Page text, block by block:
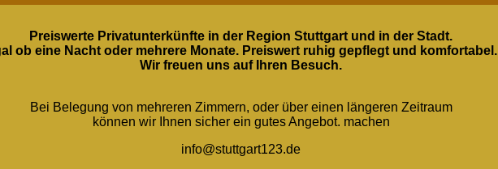
Preiswerte Privatunterkünfte in der Region Stuttgart und in der Stadt.
ob eine Nacht oder mehrere Monate. Preiswert ruhig gepflegt und komfortabel.
Wir freuen uns auf Ihren Besuch.
Bei Belegung von mehreren Zimmern, oder über einen längeren Zeitraum
können wir Ihnen sicher ein gutes Angebot. machen
info@stuttgart123.de